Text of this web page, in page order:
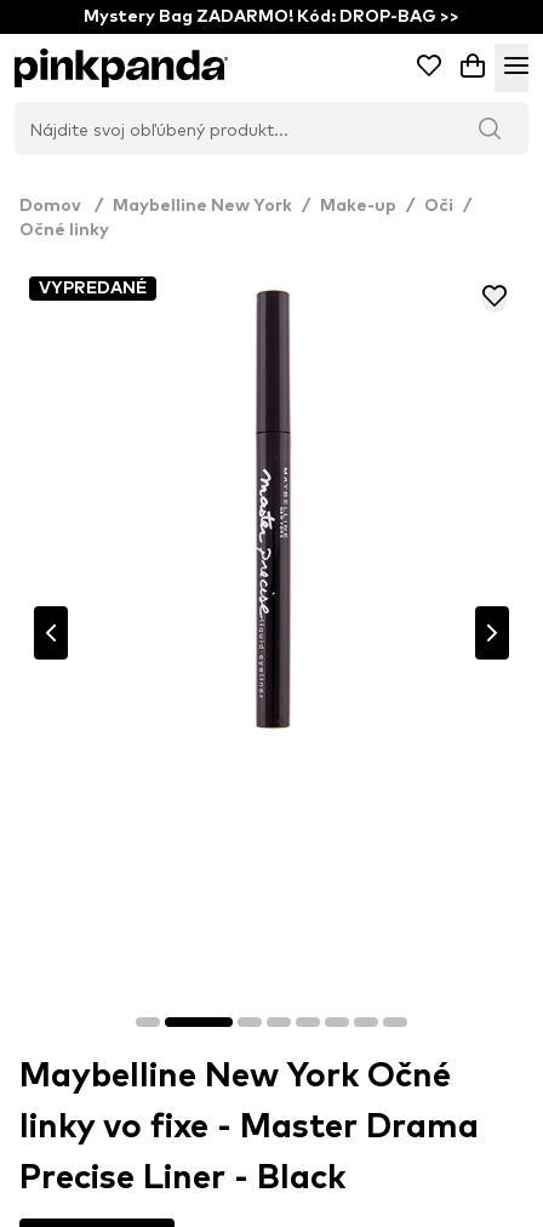
Mystery Bag ZADARMO! Kód: DROP-BAG >>
Domov / Maybelline New York / Make-up / Oči
/
Očné linky
VYPREDANÉ
Maybelline New York Očné
linky vo fixe - Master Drama
Precise Liner - Black